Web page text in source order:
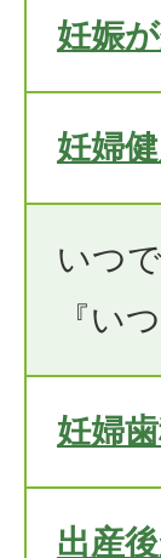
妊娠
妊婦
いつ
『い
妊婦
出産